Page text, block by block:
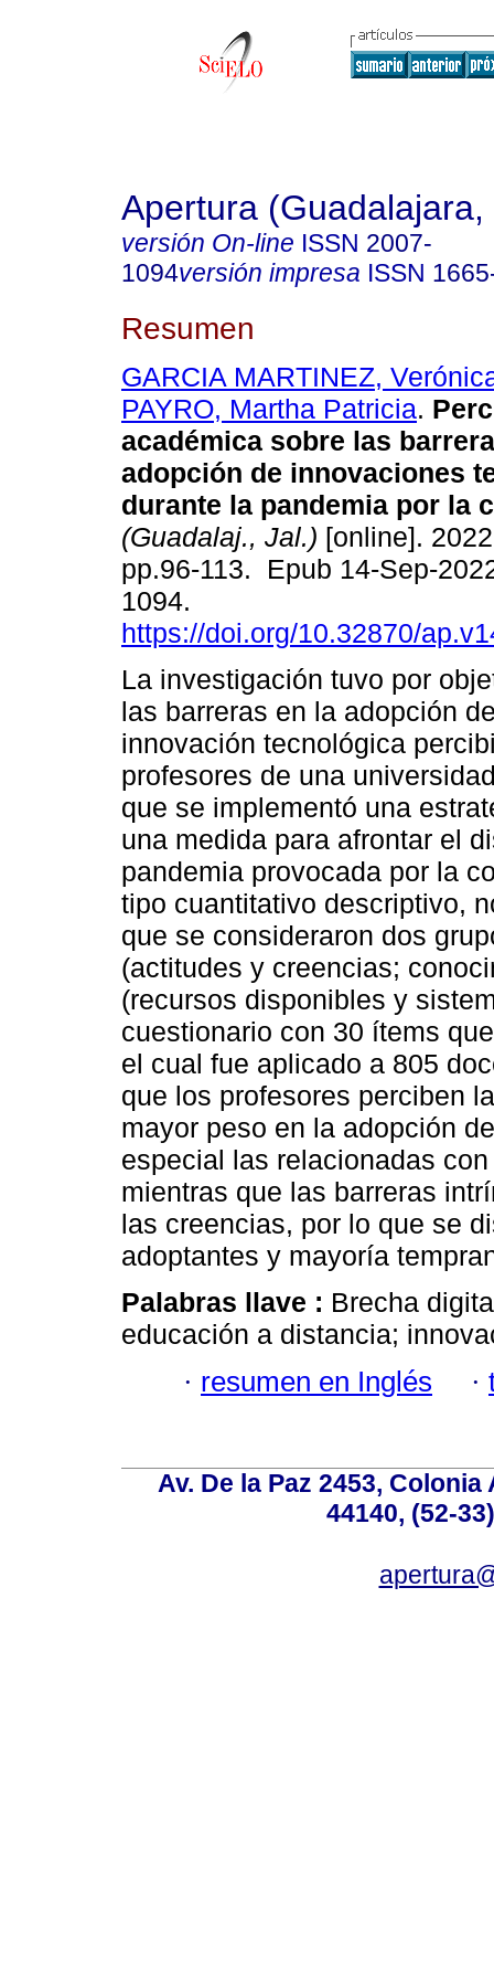
Apertura (Guadalajara,
versión On-line ISSN 2007-
1094versión impresa ISSN
Resumen
GARCIA MARTINEZ,
PAYRO, Martha Patricia.
académica sobre las
adopción de innovaciones
durante la pandemia por la
(Guadalaj., Jal.) [online].
pp.96-113. Epub 14-Sep-
1094.
https://doi.org/10.32870/
La investigación tuvo por
las barreras en la adopción
innovación tecnológica
profesores de una
que se implementó una
una medida para afrontar el
pandemia provocada por la
tipo cuantitativo descriptivo,
que se consideraron dos
(actitudes y creencias;
(recursos disponibles y
cuestionario con 30 ítems
el cual fue aplicado a 805
que los profesores perciben
mayor peso en la adopción
especial las relacionadas
mientras que las barreras
las creencias, por lo que se
adoptantes y mayoría
Palabras llave : Brecha
educación a distancia;
· resumen en Inglés ·
Av. De la Paz 2453,
44140, (52-